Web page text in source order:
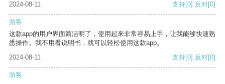
2024-08-11 支持[0] 反对[0]
游客
这款app的用户界面简洁明了，使用起来非常容易上手，让我能够快速熟
悉操作。我不用看说明书，就可以轻松使用这款app。
2024-08-11
支持[0] 反对[0]
游客